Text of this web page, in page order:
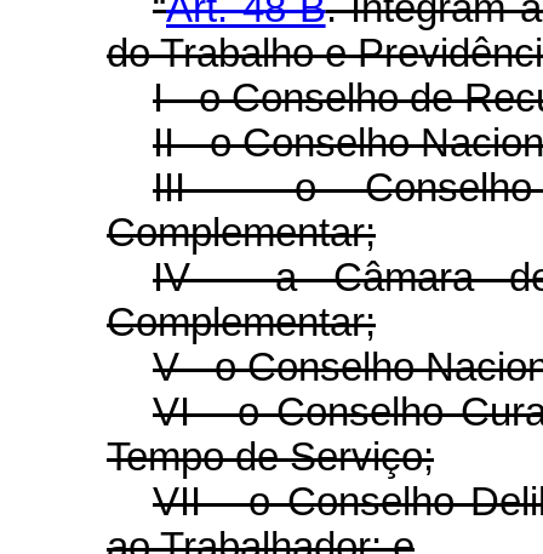
do Trabalho e
I - o Conselho de
II - o Conselho
III - o Conselho
Complementar;
IV - a Câmara de
Complementar;
V - o Conselho
VI - o Conselho
Tempo de Serviço;
VII - o Conselho